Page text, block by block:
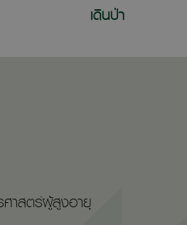
เดินป่า
าสตร์ผู้สูงอายุ